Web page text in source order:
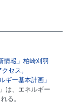
情報」柏崎刈羽
セス。
ギー基本計画」
は、エネルギー
る。